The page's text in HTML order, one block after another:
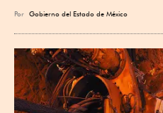
Por Gobierno del Estado de México